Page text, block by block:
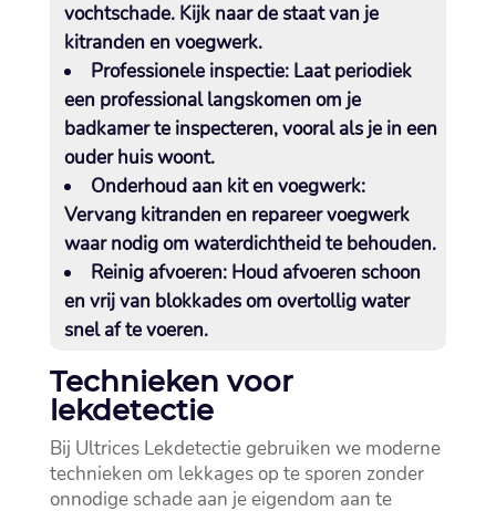
vochtschade.​ Kijk naar de staat van je
kitranden en voegwerk.​
Professionele inspectie:Laat periodiek
een professional langskomen om je
badkamer te inspecteren, vooral als je in een
ouder huis woont.​
Onderhoud aan kit en voegwerk:
Vervang kitranden en repareer voegwerk
waar nodig om waterdichtheid te behouden.​
Reinig afvoeren:Houd afvoeren schoon
en vrij van blokkades om overtollig water
snel af te voeren.​
Technieken voor
lekdetectie
Bij Ultrices Lekdetectie gebruiken we moderne
technieken om lekkages op te sporen zonder
onnodige schade aan je eigendom aan te